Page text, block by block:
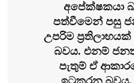
අපේක්ෂකයා
පත්වීමෙන් පසු
උපරිම ප්‍රතිලාභයක්
බවය. එනම්
පැතුම් ඒ